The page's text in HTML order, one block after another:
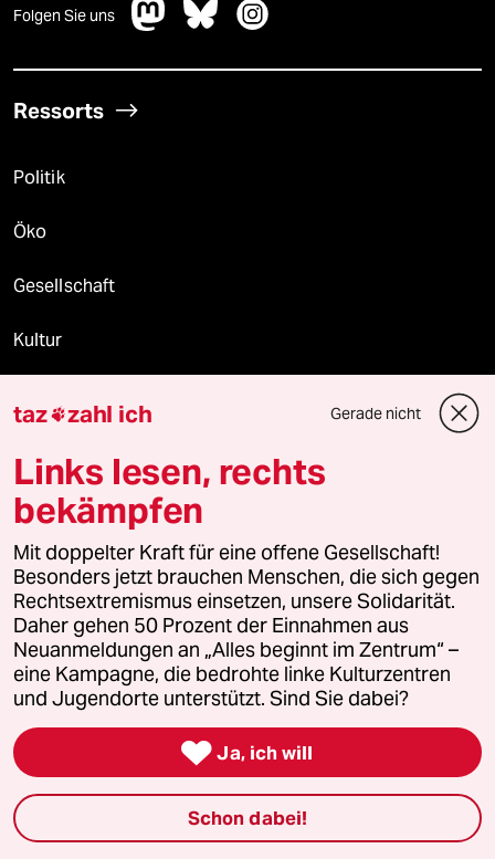
Folgen Sie uns
Ressorts
Politik
Öko
Gesellschaft
Kultur
Nord
Wahrheit
Themen
Bergsteigen
USA unter Trump
Katzen
taz zahl ich Gerade nicht
Links lesen, rechts
bekämpfen
Mit doppelter Kraft für eine offene Gesellschaft!
Besonders jetzt brauchen Menschen, die sich gegen
Rechtsextremismus einsetzen, unsere Solidarität.
Daher gehen 50 Prozent der Einnahmen aus
Neuanmeldungen an „Alles beginnt im Zentrum“ –
eine Kampagne, die bedrohte linke Kulturzentren
und Jugendorte unterstützt. Sind Sie dabei?
 Ja, ich will
Schon dabei!